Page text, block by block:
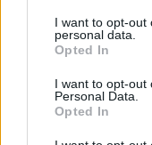
I want to opt-out
personal data.
Opted In
I want to opt-out
Personal Data.
Opted In